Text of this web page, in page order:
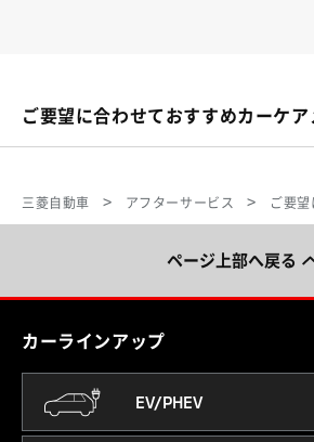
ご要望に合わせておすすめカーケア
三菱自動車 アフターサービス ご要
ページ上部へ戻る
カーラインアップ
EV/PHEV